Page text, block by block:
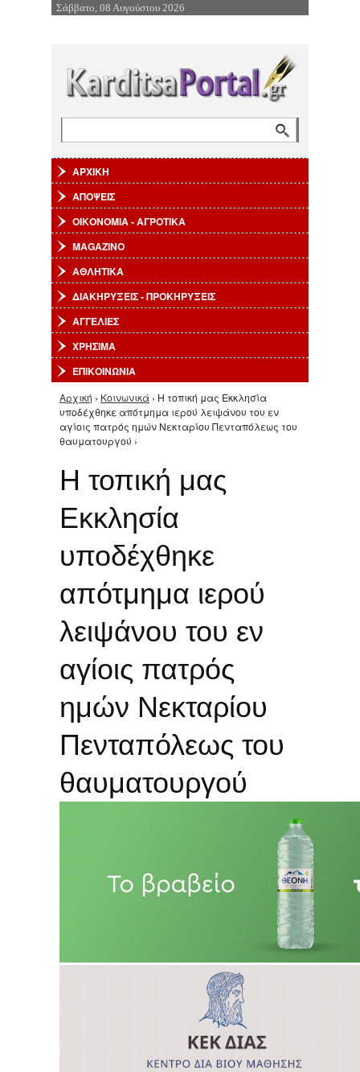
Επιστροφή στην Πλοήγηση
Σάββατο, 08 Αυγούστου 2026
ΑΡΧΙΚΗ
ΑΠΟΨΕΙΣ
ΟΙΚΟΝΟΜΙΑ - ΑΓΡΟΤΙΚΑ
MAGAZINO
ΑΘΛΗΤΙΚΑ
ΔΙΑΚΗΡΥΞΕΙΣ - ΠΡΟΚΗΡΥΞΕΙΣ
ΑΓΓΕΛΙΕΣ
ΧΡΗΣΙΜΑ
ΕΠΙΚΟΙΝΩΝΙΑ
Είστε εδώ
Αρχική › Κοινωνικά › Η τοπική μας Εκκλησία
υποδέχθηκε απότμημα ιερού λειψάνου του εν
αγίοις πατρός ημών Νεκταρίου Πενταπόλεως του
θαυματουργού ›
Η τοπική μας
Εκκλησία
υποδέχθηκε
απότμημα ιερού
λειψάνου του εν
αγίοις πατρός
ημών Νεκταρίου
Πενταπόλεως του
θαυματουργού